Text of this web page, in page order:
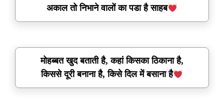
अकाल तो निभाने वालों का पडा है साहब
मोहब्बत खुद बताती है, कहां किसका ठिकाना है,
किससे दूरी बनाना है, किसे दिल में बसाना है